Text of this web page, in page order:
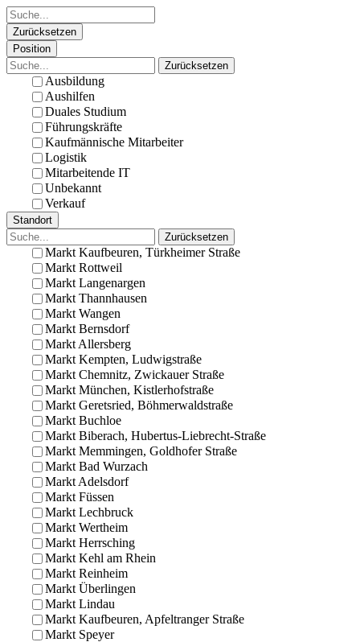
Zurücksetzen
Position
Zurücksetzen
Ausbildung
Aushilfen
Duales Studium
Führungskräfte
Kaufmännische Mitarbeiter
Logistik
Mitarbeitende IT
Unbekannt
Verkauf
Standort
Zurücksetzen
Markt Kaufbeuren, Türkheimer Straße
Markt Rottweil
Markt Langenargen
Markt Thannhausen
Markt Wangen
Markt Bernsdorf
Markt Allersberg
Markt Kempten, Ludwigstraße
Markt Chemnitz, Zwickauer Straße
Markt München, Kistlerhofstraße
Markt Geretsried, Böhmerwaldstraße
Markt Buchloe
Markt Biberach, Hubertus-Liebrecht-Straße
Markt Memmingen, Goldhofer Straße
Markt Bad Wurzach
Markt Adelsdorf
Markt Füssen
Markt Lechbruck
Markt Wertheim
Markt Herrsching
Markt Kehl am Rhein
Markt Reinheim
Markt Überlingen
Markt Lindau
Markt Kaufbeuren, Apfeltranger Straße
Markt Speyer